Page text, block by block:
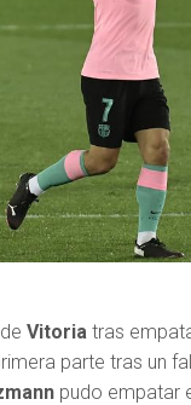
deVitoriatras
parte tras un
pudo empatar